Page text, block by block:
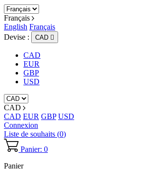
Français
English Français
Devise :
CAD 
CAD
EUR
GBP
USD
CAD
CAD EUR GBP USD
Connexion
Liste de souhaits (0)
Panier: 0
Panier